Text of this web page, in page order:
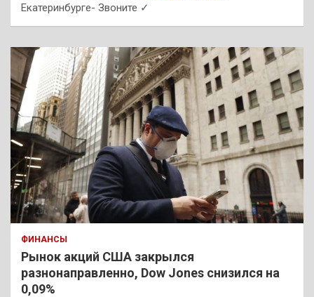
Екатеринбурге- Звоните ✓
ФИНАНСЫ
Рынок акций США закрылся
разнонаправленно, Dow Jones снизился на
0,09%